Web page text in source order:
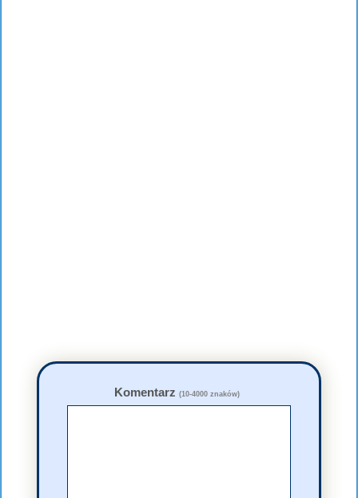
Komentarz (10-4000 znaków)